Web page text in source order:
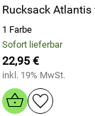
1 Farbe
Sofort lieferbar
22,95 €
inkl. 19% MwSt.